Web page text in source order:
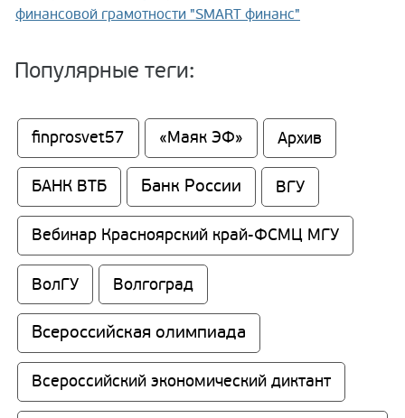
финансовой грамотности "SMART финанс"
Популярные теги:
finprosvet57 «Маяк ЭФ» Архив
БАНК ВТБ Банк России ВГУ
Вебинар Красноярский край-ФСМЦ МГУ
ВолГУ Волгоград
Всероссийская олимпиада
Всероссийский экономический диктант